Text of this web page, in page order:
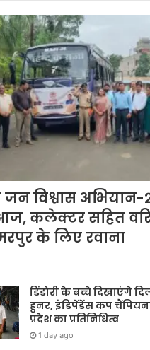
जन विश्वास अभियान-
कलेक्टर सहित
के लिए रवाना
डिंडोरी के बच्चे दिखाएंगे
हुनर, इंडिपेंडेंस कप
प्रदेश का प्रतिनिधित्व
1 day ago